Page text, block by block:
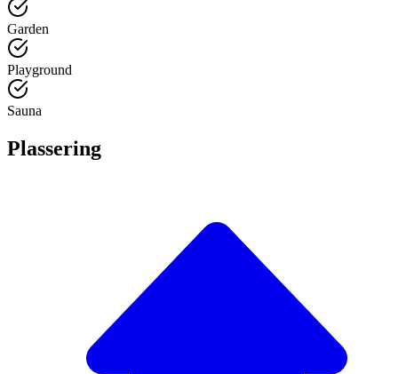
Garden
Playground
Sauna
Plassering